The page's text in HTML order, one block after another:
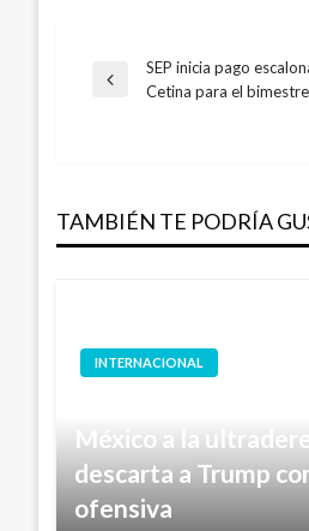
entradas
Entrada
SEP inicia pago
Cetina para el
TAMBIÉN TE PODRÍA
INTERNACIONAL
México a la
descarta a Trump
ofensiva